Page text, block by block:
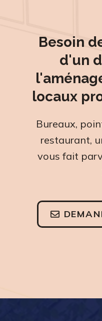
Besoin
d'un
locaux
Bureaux,
restaurant,
vous fait